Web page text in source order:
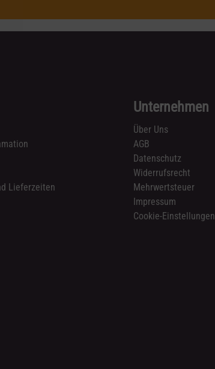
Lieferzeiten
Unternehmen
Über Uns
AGB
Datenschutz
Widerrufsrecht
Mehrwertsteuer
Impressum
Cookie-Einstellungen